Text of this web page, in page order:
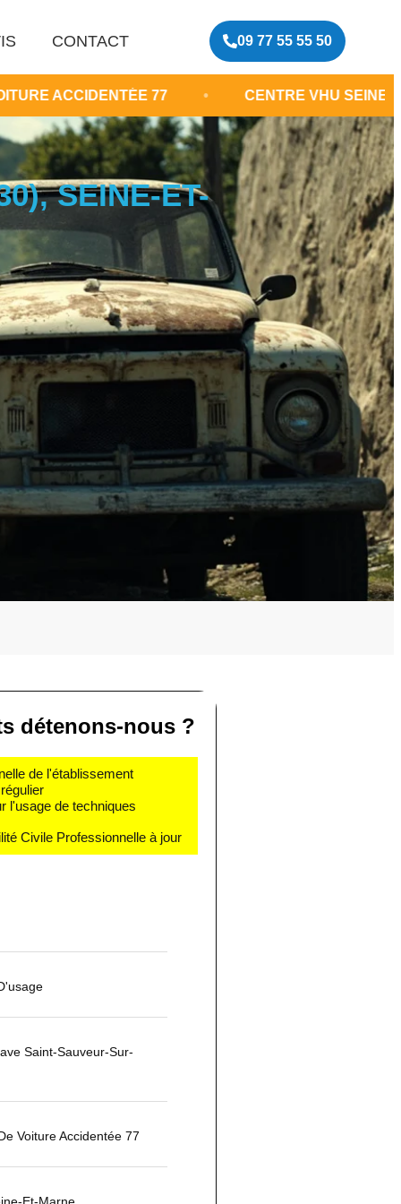
CONTACT 09 77 55 55 50
77 • CENTRE VHU SEINE-ET-MARNE
SEINE-ET-
détenons-nous ?
de l'établissement
l'usage de techniques
Civile Professionnelle à jour
Saint-Sauveur-Sur-
Voiture Accidentée 77